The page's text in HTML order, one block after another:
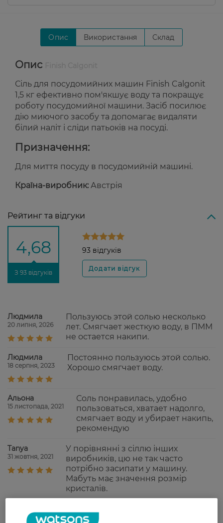
Опис Використання Склад
Опис
Сіль для посудомийних машин Finish Calgonit
1,5 кг ефективно пом'якшує воду та покращує
роботу посудомийної машини. Засіб посилює
дію миючого засобу та допомагає видаляти
білий наліт і сліди патьоків на посуді.
Призначення:
Для миття посуду в посудомийній машині.
Країна-виробник: Австрія
Рейтинг та відгуки
4,68
З 93 відгуків
93 відгуків
Людмила
20 липня, 2026
Пользуюсь этой солью несколько
лет. Смягчает жесткую воду, в ПММ
не остается накипи.
Людмила
18 серпня, 2023
Постоянно пользуюсь этой солью.
Хорошо смягчает воду.
Альона
15 листопада, 2021
Соль понравилась, удобно
пользоваться, хватает надолго,
смягчает воду и убирает накипь,
рекомендую
Tanya
31 жовтня, 2021
У порівнянні з сіллю інших
виробників, цю не так часто
потрібно засипати у машину.
Мабуть має значення розмір
кристалів.
13 червня, 2021
хороша.